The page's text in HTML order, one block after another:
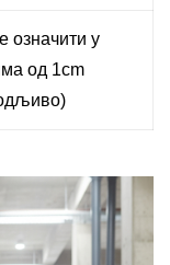
означити у
од 1cm